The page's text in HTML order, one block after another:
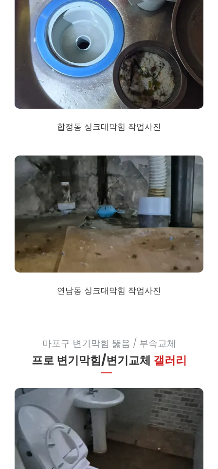
합정동 싱크대막힘 작업사진
연남동 싱크대막힘 작업사진
마포구 변기막힘 뚫음 / 부속교체
프로 변기막힘/변기교체 갤러리